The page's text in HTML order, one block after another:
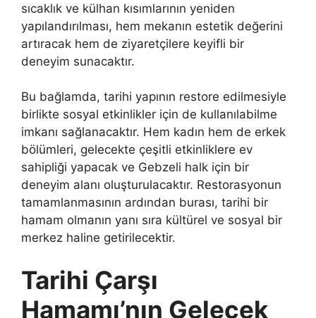
sıcaklık ve külhan kısımlarının yeniden
yapılandırılması, hem mekanın estetik değerini
artıracak hem de ziyaretçilere keyifli bir
deneyim sunacaktır.
Bu bağlamda, tarihi yapının restore edilmesiyle
birlikte sosyal etkinlikler için de kullanılabilme
imkanı sağlanacaktır. Hem kadın hem de erkek
bölümleri, gelecekte çeşitli etkinliklere ev
sahipliği yapacak ve Gebzeli halk için bir
deneyim alanı oluşturulacaktır. Restorasyonun
tamamlanmasının ardından burası, tarihi bir
hamam olmanın yanı sıra kültürel ve sosyal bir
merkez haline getirilecektir.
Tarihi Çarşı
Hamamı’nın Gelecek